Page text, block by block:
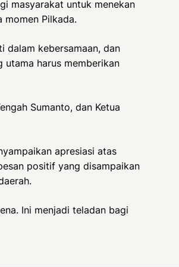
masyarakat untuk menekan
momen Pilkada.
dalam kebersamaan, dan
utama harus memberikan
Sumanto, dan Ketua
apresiasi atas
positif yang disampaikan
Ini menjadi teladan bagi